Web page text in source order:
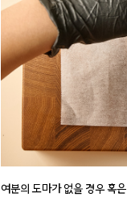
여분의 도마가 없을 경우 혹은